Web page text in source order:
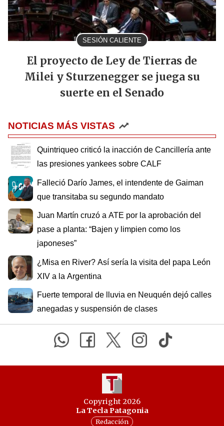
SESIÓN CALIENTE
El proyecto de Ley de Tierras de
Milei y Sturzenegger se juega su
suerte en el Senado
NOTICIAS MÁS VISTAS
Quintriqueo criticó la inacción de Cancillería ante
las presiones yankees sobre CALF
Falleció Darío James, el intendente de Gaiman
que transitaba su segundo mandato
Juan Martín cruzó a ATE por la aprobación del
pase a planta: “Bajen y limpien como los
japoneses”
¿Misa en River? Así sería la visita del papa León
XIV a la Argentina
Fuerte temporal de lluvia en Neuquén dejó calles
anegadas y suspensión de clases
Copyright 2026
La Tecla Patagonia
Redacción